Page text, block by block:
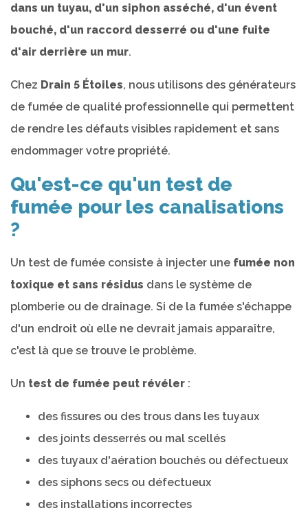
dans un tuyau, d'un siphon asséché, d'un évent
bouché, d'un raccord desserré ou d'une fuite
d'air derrière un mur.
Chez Drain 5 Étoiles, nous utilisons des générateurs
de fumée de qualité professionnelle qui permettent
de rendre les défauts visibles rapidement et sans
endommager votre propriété.
Qu'est-ce qu'un test de
fumée pour les canalisations
?
Un test de fumée consiste à injecter une fumée non
toxique et sans résidus dans le système de
plomberie ou de drainage. Si de la fumée s'échappe
d'un endroit où elle ne devrait jamais apparaître,
c'est là que se trouve le problème.
Un test de fumée peut révéler :
des fissures ou des trous dans les tuyaux
des joints desserrés ou mal scellés
des tuyaux d'aération bouchés ou défectueux
des siphons secs ou défectueux
des installations incorrectes